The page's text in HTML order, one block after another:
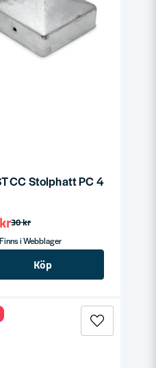
CC Stolphatt PC 46x46
30 kr
Finns i Webblager
Köp